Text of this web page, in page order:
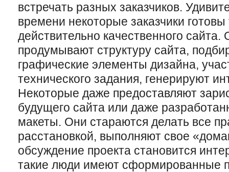
встречать разных заказчиков.
времени некоторые заказчики
действительно качественного
продумывают структуру сайта,
графические элементы дизайна,
технического задания, генерируют
Некоторые даже предоставляют
будущего сайта или даже
макеты. Они стараются делать все
расстановкой, выполняют свое
обсуждение проекта становится
такие люди имеют сформированные